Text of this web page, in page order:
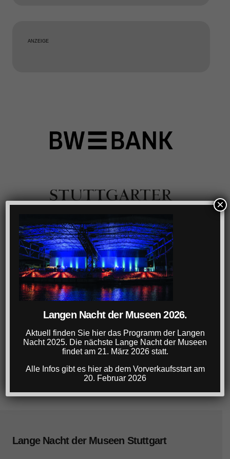
ANZEIGE
Lange Nacht der Museen Stuttgart
Langen Nacht der Museen 2026.
Aktuell finden Sie hier das Programm der Langen
Nacht 2025. Die nächste Lange Nacht der Museen
findet am 21. März 2026 statt.
Alle Infos gibt es hier ab dem Vorverkaufsstart am
20. Februar 2026
×